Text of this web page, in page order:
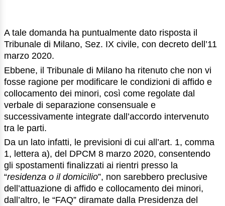
A tale domanda ha puntualmente dato risposta il
Tribunale di Milano, Sez. IX civile, con decreto dell’11
marzo 2020.
Ebbene, il Tribunale di Milano ha ritenuto che non vi
fosse ragione per modificare le condizioni di affido e
collocamento dei minori, così come regolate dal
verbale di separazione consensuale e
successivamente integrate dall’accordo intervenuto
tra le parti.
Da un lato infatti, le previsioni di cui all’art. 1, comma
1, lettera a), del DPCM 8 marzo 2020, consentendo
gli spostamenti finalizzati ai rientri presso la
“residenza o il domicilio”, non sarebbero preclusive
dell’attuazione di affido e collocamento dei minori,
dall’altro, le “FAQ” diramate dalla Presidenza del